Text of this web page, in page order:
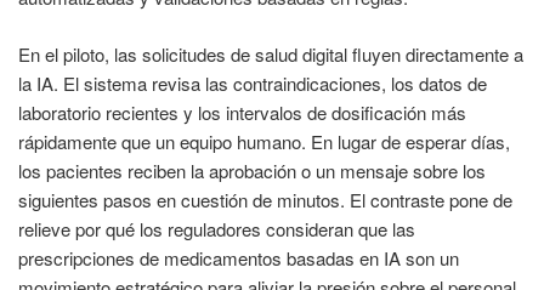
En el piloto, las solicitudes de salud digital fluyen directamente a
la IA. El sistema revisa las contraindicaciones, los datos de
laboratorio recientes y los intervalos de dosificación más
rápidamente que un equipo humano. En lugar de esperar días,
los pacientes reciben la aprobación o un mensaje sobre los
siguientes pasos en cuestión de minutos. El contraste pone de
relieve por qué los reguladores consideran que las
prescripciones de medicamentos basadas en IA son un